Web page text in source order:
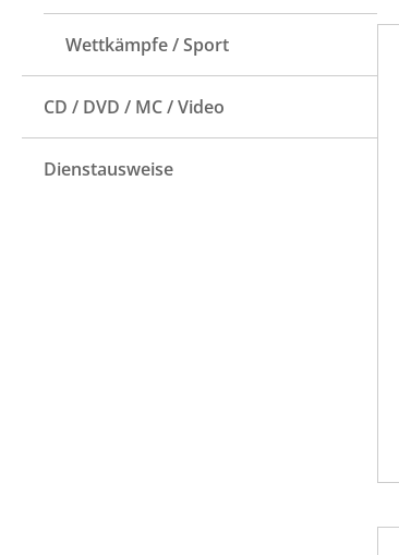
Wettkämpfe / Sport
CD / DVD / MC / Video
Dienstausweise